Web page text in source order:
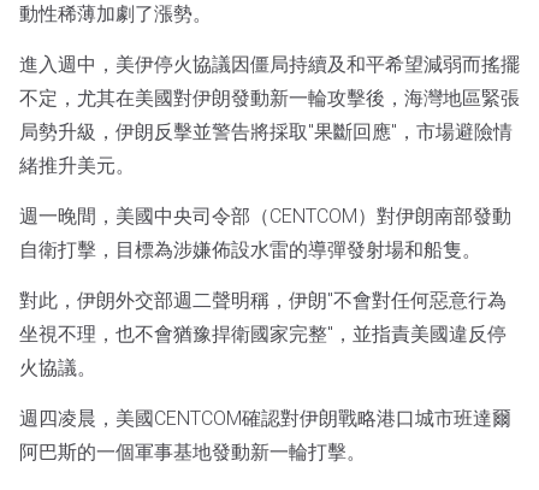
動性稀薄加劇了漲勢。
進入週中，美伊停火協議因僵局持續及和平希望減弱而搖擺
不定，尤其在美國對伊朗發動新一輪攻擊後，海灣地區緊張
局勢升級，伊朗反擊並警告將採取"果斷回應"，市場避險情
緒推升美元。
週一晚間，美國中央司令部（CENTCOM）對伊朗南部發動
自衛打擊，目標為涉嫌佈設水雷的導彈發射場和船隻。
對此，伊朗外交部週二聲明稱，伊朗"不會對任何惡意行為
坐視不理，也不會猶豫捍衛國家完整"，並指責美國違反停
火協議。
週四凌晨，美國CENTCOM確認對伊朗戰略港口城市班達爾
阿巴斯的一個軍事基地發動新一輪打擊。